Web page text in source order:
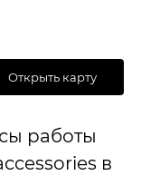
Открыть карту
работы
в